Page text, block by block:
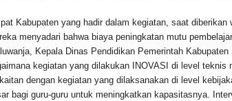
Kabupaten yang hadir dalam kegiatan, saat
menyadari bahwa biaya peningkatan mutu
Kepala Dinas Pendidikan Pemerintah
kegiatan yang dilakukan INOVASI di level
dengan kegiatan yang dilaksanakan di level
bagi guru-guru untuk meningkatkan kapasitasnya.